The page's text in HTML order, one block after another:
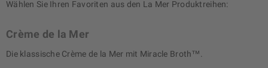
Wählen Sie Ihren Favoriten aus den La Mer Produktreihen:
Crème de la Mer
Die klassische Crème de la Mer mit Miracle Broth™.